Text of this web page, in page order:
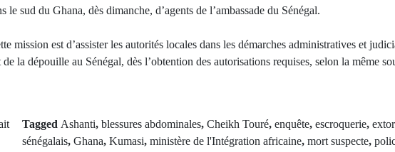
le sud du Ghana, dès dimanche, d’agents de l’ambassade du Sénégal.
mission est d’assister les autorités locales dans les démarches administratives et
de la dépouille au Sénégal, dès l’obtention des autorisations requises, selon la même
Tagged Ashanti, blessures abdominales, Cheikh Touré, enquête, escroquerie,
sénégalais, Ghana, Kumasi, ministère de l'Intégration africaine, mort suspecte,